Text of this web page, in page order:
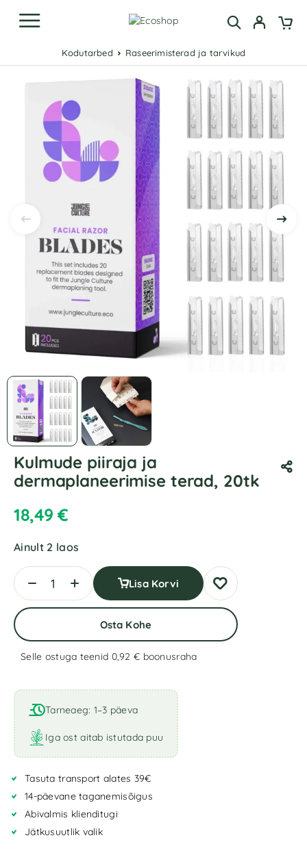
Kodutarbed Raseerimisterad ja tarvikud
Kulmude piiraja ja
dermaplaneerimise terad, 20tk
18,49€
Ainult 2 laos
Lisa Korvi
Osta Kohe
Selle ostuga teenid 0,92 € boonusraha
l
t
e
r
n
t
i
:
Tarneaeg: 1–3 päeva
Iga ost aitab istutada puu
Tasuta transport alates 39€
14-päevane taganemisõigus
Abivalmis klienditugi
Jätkusuutlik valik